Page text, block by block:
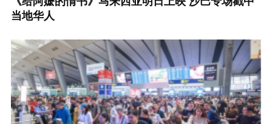
当地华人